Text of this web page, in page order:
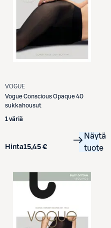
VOGUE
VogueConscious Opaque 40
sukkahousut
1 väriä
Hinta15,45 €
Näytä
tuote